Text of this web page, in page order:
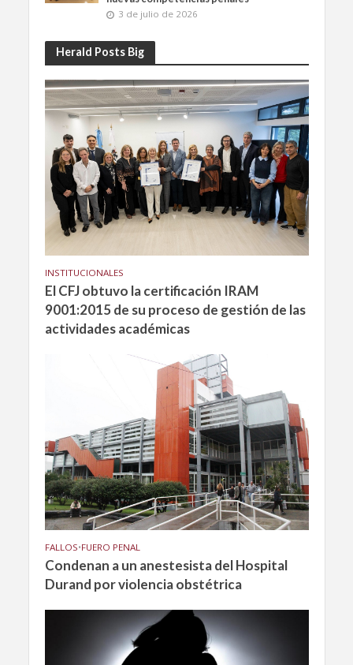
3 de julio de 2026
Herald Posts Big
INSTITUCIONALES
El CFJ obtuvo la certificación IRAM
9001:2015 de su proceso de gestión de las
actividades académicas
FALLOS•FUERO PENAL
Condenan a un anestesista del Hospital
Durand por violencia obstétrica